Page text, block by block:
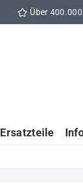
Über
Ersatzteile